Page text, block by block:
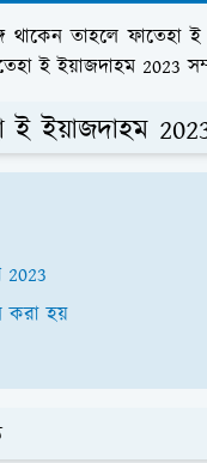
তাহলে ফাতেহা
ই ইয়াজদাহম 2023
ই ইয়াজদাহম
করা হয়